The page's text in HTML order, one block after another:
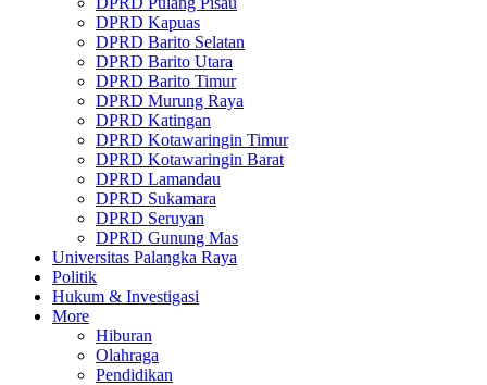
DPRD Kapuas
DPRD Barito Selatan
DPRD Barito Utara
DPRD Barito Timur
DPRD Murung Raya
DPRD Katingan
DPRD Kotawaringin Timur
DPRD Kotawaringin Barat
DPRD Lamandau
DPRD Sukamara
DPRD Seruyan
DPRD Gunung Mas
Universitas Palangka Raya
Politik
Hukum & Investigasi
More
Hiburan
Olahraga
Pendidikan